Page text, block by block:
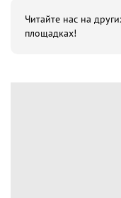
Читайте нас на
площадках!